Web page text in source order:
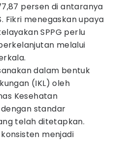
persen di antaranya
Fikri menegaskan upaya
SPPG perlu
melalui
dalam bentuk
(IKL) oleh
Kesehatan
standar
telah ditetapkan.
menjadi